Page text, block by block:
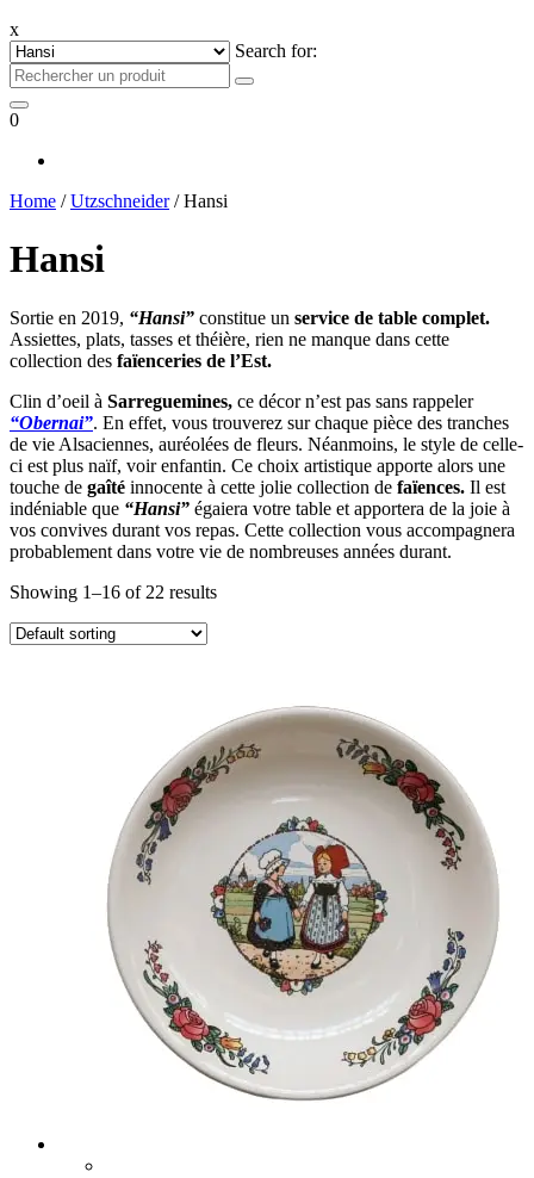
x
Search for:
0
Home /Utzschneider/ Hansi
Hansi
Sortie en 2019, “Hansi” constitue un service de table complet.
Assiettes, plats, tasses et théière, rien ne manque dans cette
collection des faïenceries de l’Est.
Clin d’oeil à Sarreguemines, ce décor n’est pas sans rappeler
“Obernai”. En effet, vous trouverez sur chaque pièce des tranches
de vie Alsaciennes, auréolées de fleurs. Néanmoins, le style de celle-
ci est plus naïf, voir enfantin. Ce choix artistique apporte alors une
touche de gaîté innocente à cette jolie collection de faïences. Il est
indéniable que “Hansi” égaiera votre table et apportera de la joie à
vos convives durant vos repas. Cette collection vous accompagnera
probablement dans votre vie de nombreuses années durant.
Showing 1–16 of 22 results